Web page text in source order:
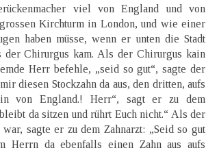
viel von England und von
Kirchturm in London, und wie einer
haben müsse, wenn er unten die Stadt
der Chirurgus kam. Als der Chirurgus kain
Herr befehle, „seid so gut“, sagte der
diesen Stockzahn da aus, den dritten, aufs
von England.! Herr“, sagt er zu dem
da sitzen und rührt Euch nicht.“ Als der
sagte er zu dem Zahnarzt: „Seid so gut
Herrn da ebenfalls einen Zahn aus aufs